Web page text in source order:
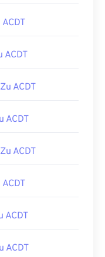
ACDT
ACDT
ACDT
ACDT
ACDT
ACDT